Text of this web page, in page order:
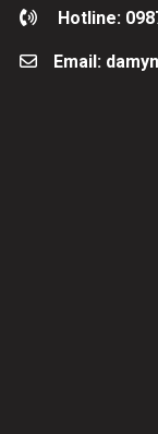
Hotline:
Email: